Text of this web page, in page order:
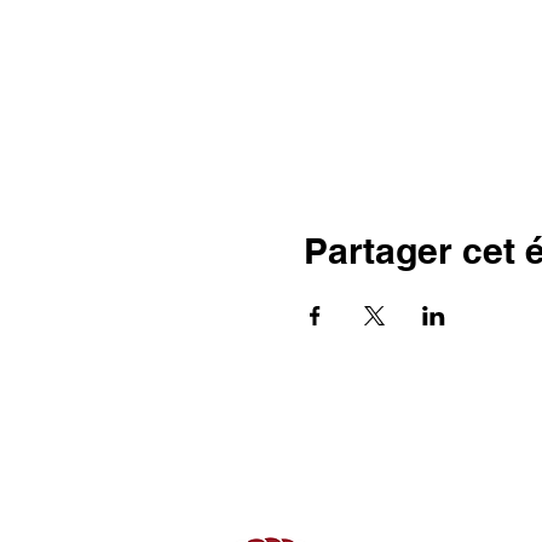
Partager cet